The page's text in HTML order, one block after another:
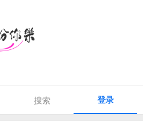
搜索 登录